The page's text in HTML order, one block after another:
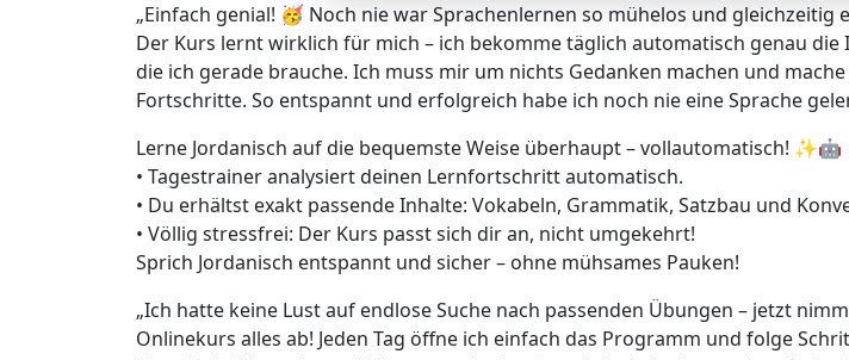
„Einfach genial! 🥳 Noch nie war Sprachenlernen so mühelos und gleichzeitig
Der Kurs lernt wirklich für mich – ich bekomme täglich automatisch genau die
die ich gerade brauche. Ich muss mir um nichts Gedanken machen und
Fortschritte. So entspannt und erfolgreich habe ich noch nie eine Sprache
Lerne Jordanisch auf die bequemste Weise überhaupt – vollautomatisch! ✨🤖
• Tagestrainer analysiert deinen Lernfortschritt automatisch.
• Du erhältst exakt passende Inhalte: Vokabeln, Grammatik, Satzbau und
• Völlig stressfrei: Der Kurs passt sich dir an, nicht umgekehrt!
Sprich Jordanisch entspannt und sicher – ohne mühsames Pauken!
„Ich hatte keine Lust auf endlose Suche nach passenden Übungen – jetzt
Onlinekurs alles ab! Jeden Tag öffne ich einfach das Programm und folge